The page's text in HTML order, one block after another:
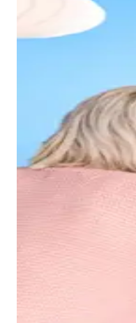
Grazie al bordo sottile
ottiene un bacino
possibile, ad